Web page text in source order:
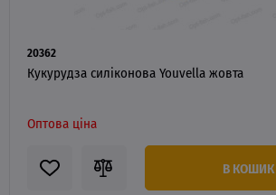
20362
Кукурудза силіконова Youvella жовта
Оптова ціна
В КОШИК